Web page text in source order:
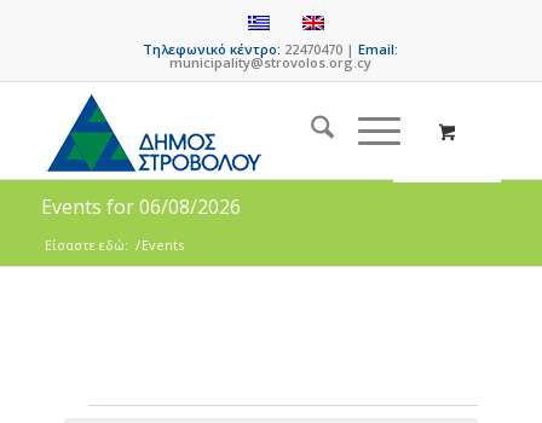
Τηλεφωνικό κέντρο: 22470470 |Email:
municipality@strovolos.org.cy
Events for 06/08/2026
Είσαστε εδώ: /Events